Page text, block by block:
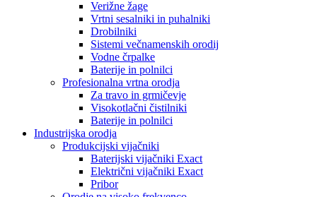
Verižne žage
Vrtni sesalniki in puhalniki
Drobilniki
Sistemi večnamenskih orodij
Vodne črpalke
Baterije in polnilci
Profesionalna vrtna orodja
Za travo in grmičevje
Visokotlačni čistilniki
Baterije in polnilci
Industrijska orodja
Produkcijski vijačniki
Baterijski vijačniki Exact
Električni vijačniki Exact
Pribor